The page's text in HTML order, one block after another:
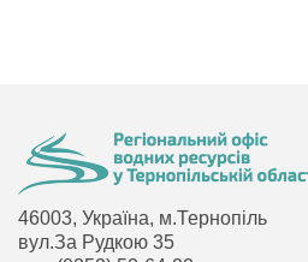
46003, Україна, м.Тернопіль
вул.За Рудкою 35